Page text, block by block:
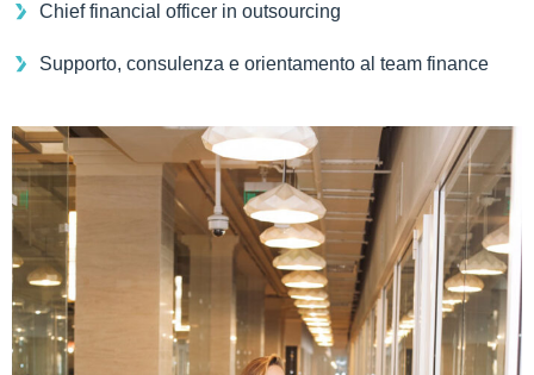
Chief financial officer in outsourcing
Supporto, consulenza e orientamento al team finance